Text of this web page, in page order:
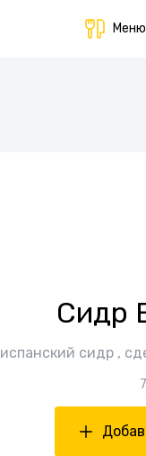
Меню
Сидр
испанский сидр ,